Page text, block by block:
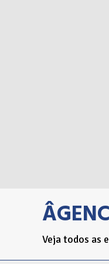
Veja todos as